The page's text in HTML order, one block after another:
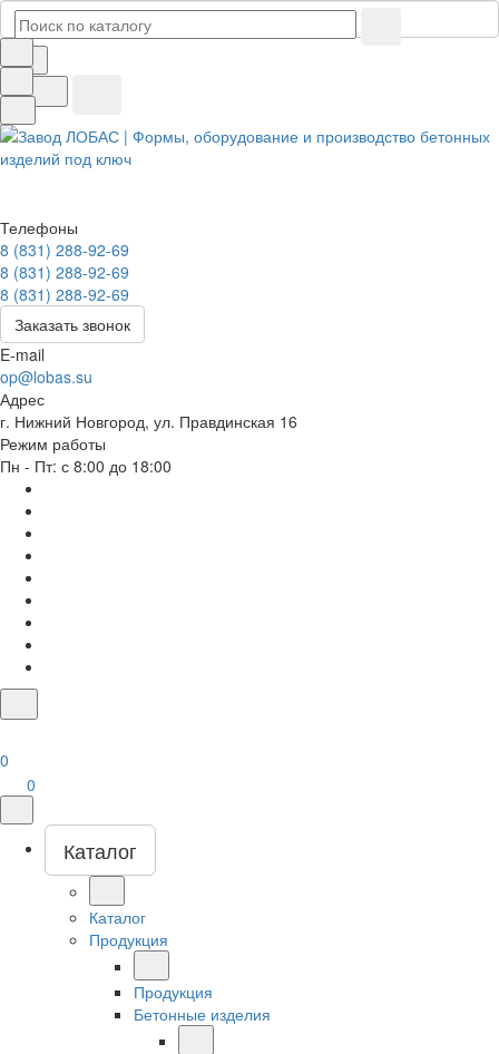
Телефоны
8 (831) 288-92-69
8 (831) 288-92-69
8 (831) 288-92-69
Заказать звонок
E-mail
op@lobas.su
Адрес
г. Нижний Новгород, ул. Правдинская 16
Режим работы
Пн - Пт: с 8:00 до 18:00
0
0
Каталог
Каталог
Продукция
Продукция
Бетонные изделия